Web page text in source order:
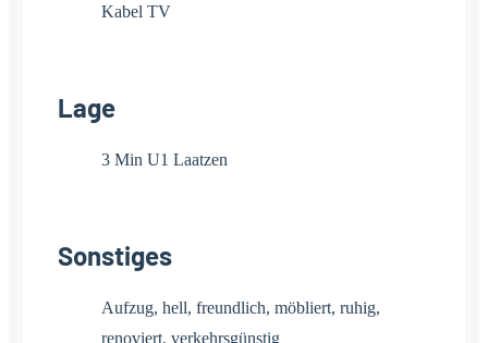
Kabel TV
Lage
3 Min U1 Laatzen
Sonstiges
Aufzug, hell, freundlich, möbliert, ruhig,
renoviert, verkehrsgünstig